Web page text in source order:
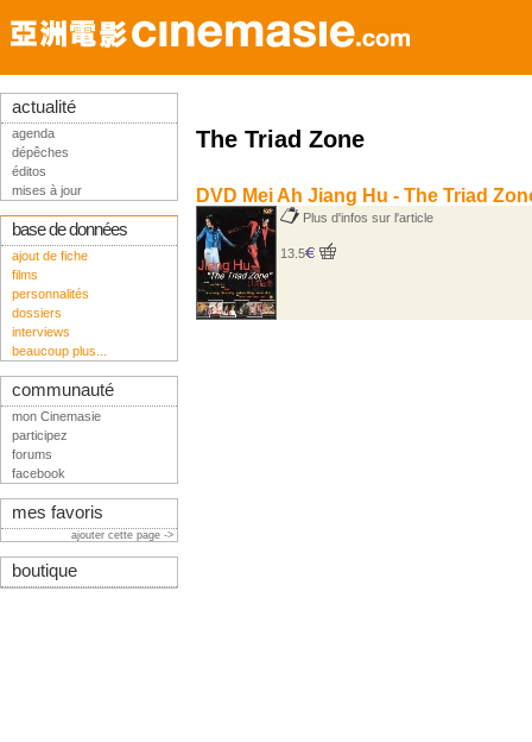
The Triad Zone
DVD Mei Ah Jiang Hu - The Triad
Plus d'infos sur l'article
13.5
actualité
agenda
dépêches
éditos
mises à jour
base de données
ajout de fiche
films
personnalités
dossiers
interviews
beaucoup plus...
communauté
mon Cinemasie
participez
forums
facebook
mes favoris
ajouter cette page ->
boutique